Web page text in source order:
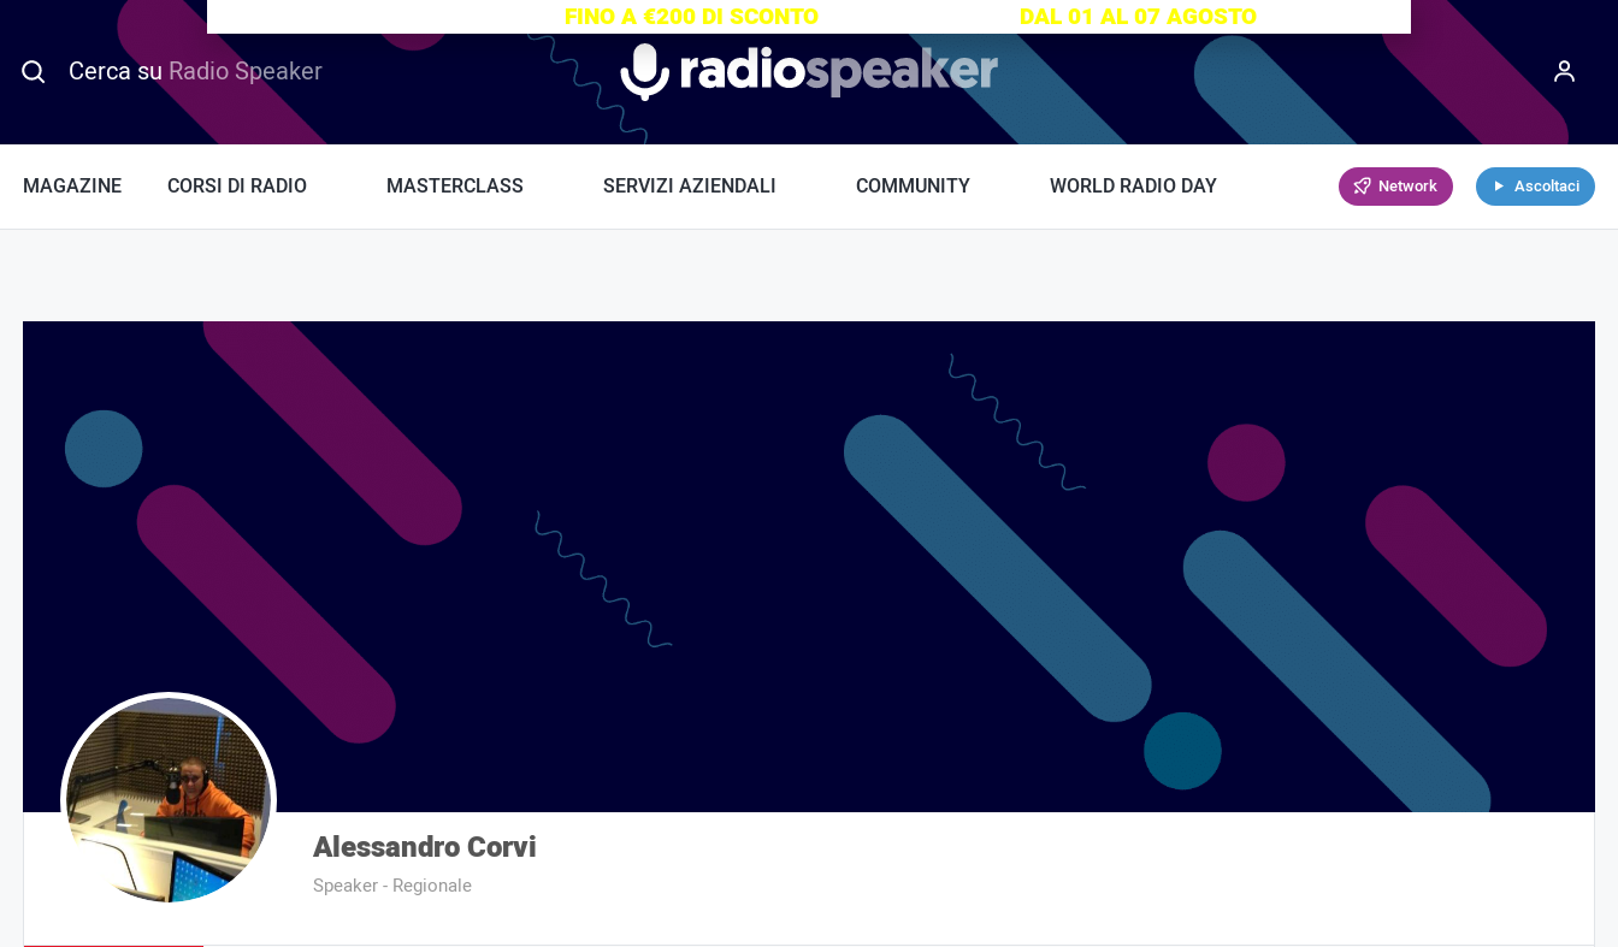
Cerca su Radio Speaker Radiospeaker.it
MAGAZINE CORSI DI RADIO MASTERCLASS SERVIZI AZIENDALI COMMUNITY WORLD RADIO DAY Network Ascoltaci
Alessandro Corvi
Speaker - Regionale
FINO A €200 DI SCONTO DAL 01 AL 07 AGOSTO